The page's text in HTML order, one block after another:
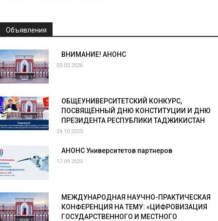
Объявления
ВНИМАНИЕ! АНОНС
03.03.2026
ОБЩЕУНИВЕРСИТЕТСКИЙ КОНКУРС,
ПОСВЯЩЁННЫЙ ДНЮ КОНСТИТУЦИИ И ДНЮ
ПРЕЗИДЕНТА РЕСПУБЛИКИ ТАДЖИКИСТАН
24.10.2025
АНОНС Университетов партнеров
17.09.2025
МЕЖДУНАРОДНАЯ НАУЧНО-ПРАКТИЧЕСКАЯ
КОНФЕРЕНЦИЯ НА ТЕМУ: «ЦИФРОВИЗАЦИЯ
ГОСУДАРСТВЕННОГО И МЕСТНОГО